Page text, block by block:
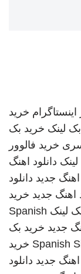
خرید
لینک خرید بک
خرید فالوور
دانلود اهنگ
اهنگ جدید دانلود
اهنگ جدید خرید
لینک Spanish
جدید خرید بک
Spanish خرید
اهنگ جدید دانلود